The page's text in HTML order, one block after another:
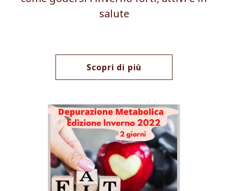
salute
Scopri di più